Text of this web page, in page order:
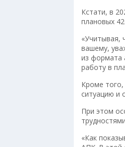
Кстати, в
плановых
«Учитывая,
вашему,
из формата
работу в
Кроме
ситуацию и
При этом
«Как